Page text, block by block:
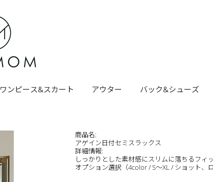
ワンピース&スカート アウター バック&シューズ
商品名:
アゲイン日付セミスラックス
詳細情報:
しっかりとした素材感にスリムに落ちるフィ
オプション選択（4color / S〜XL / ショット、ロ